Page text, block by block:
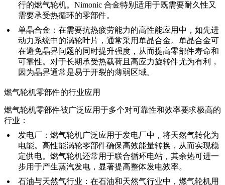
行的燃气轮机。Nimonic 合金特别适用于既需要耐久性又
需要承受热循环的零部件。
单晶合金 ：在需要抗热疲劳能力的高性能应用中，如先进
动力系统中的涡轮叶片，通常采用单晶合金。单晶合金可
在避免晶界问题的同时提升强度，从而提高零部件寿命和
可靠性。对于长期承受热载荷且高应力旋转件尤为有利，
因为晶界通常是易于开裂的薄弱区域。
燃气轮机零部件的行业应用
燃气轮机零部件被广泛应用于多个对可靠性和效率要求极高的
行业：
发电厂 ：燃气轮机广泛应用于发电厂中，将天然气转化为
电能。 高性能涡轮零部件确保高效能量转换，从而实现稳
定供电。燃气轮机还常用于联合循环电站，其余热可进一
步用于产生蒸汽发电，显著提高整体发电效率。
石油与天然气行业 ：在石油和天然气行业中，燃气轮机用